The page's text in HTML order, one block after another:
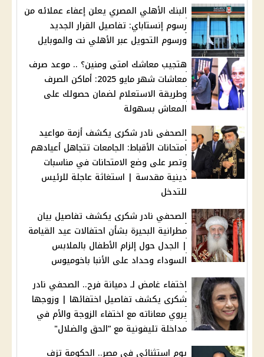
البنك الأهلي المصري يعلن إعفاء عملائه من
رسوم إنستاباي: تفاصيل القرار الجديد
ورسوم التحويل عبر الأهلي نت والموبايل
هتجيب معاشك امتى ومنين؟ .. موعد صرف
معاشات شهر مايو 2025: أماكن الصرف
وطريقة الاستعلام لضمان حصولك على
المعاش بسهولة
الصحفى نادر شكرى يكشف أزمة مواعيد
امتحانات الأقباط: الجامعات تتجاهل أعيادهم
وتصر على وضع الامتحانات في مناسبات
دينية مقدسة | استغاثة عاجلة للرئيس
للتدخل
الصحفي نادر شكرى يكشف تفاصيل بيان
مطرانية البحيرة بشأن احتفالات عيد القيامة
| الجدل حول إلزام الأطفال بالملابس
السوداء وحداد على الأنبا باخوميوس
اختفاء غامض لـ دميانة فرح.. الصحفي نادر
شكرى يكشف تفاصيل اختفائها | وزوجها
يروي معاناته مع اختفاء الزوجة والأم في
مداخلة تليفونية مع ”الحق والضلال"
يوم استثنائي في مصر.. الحكومة تزف